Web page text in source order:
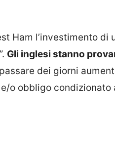
Ham l’investimento di
Gli inglesi stanno
dei giorni
o obbligo condizionato